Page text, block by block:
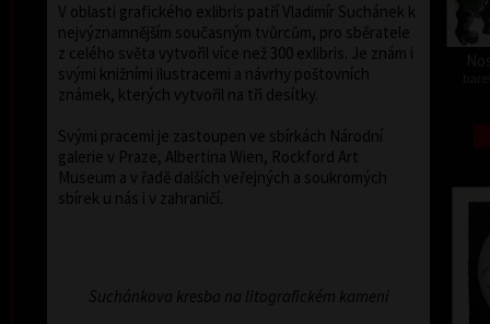
V oblasti grafického exlibris patří Vladimír Suchánek k
nejvýznamnějším současným tvůrcům, pro sběratele
z celého světa vytvořil více než 300 exlibris. Je znám i
svými knižními ilustracemi a návrhy poštovních
známek, kterých vytvořil na tři desítky.
Svými pracemi je zastoupen ve sbírkách Národní
galerie v Praze, Albertina Wien, Rockford Art
Museum a v řadě dalších veřejných a soukromých
sbírek u nás i v zahraničí.
Suchánkova kresba na litografickém kameni